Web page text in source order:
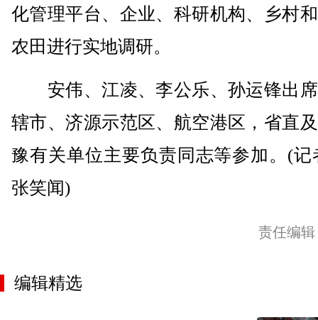
化管理平台、企业、科研机构、乡村
农田进行实地调研。
安伟、江凌、李公乐、孙运锋出
辖市、济源示范区、航空港区，省直
豫有关单位主要负责同志等参加。(记
张笑闻)
责任编
编辑精选